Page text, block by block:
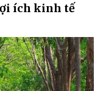
ích kinh tế